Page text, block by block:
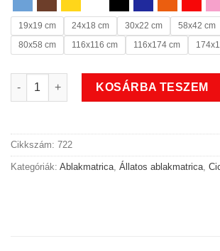
19x19 cm 24x18 cm 30x22 cm 58x42 cm
80x58 cm
116x116 cm 116x174 cm
Kölyök cicás állatos ablakmatrica
KOSÁRBA TESZEM
Cikkszám: 722
Kategóriák: Ablakmatrica Állatos ablakmatrica